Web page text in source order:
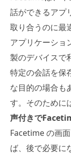
話ができるアプ
取り合うのに最
アプリケーシ
製のデバイスで
特定の会話を保
な目的の場合も
す。そのために
声付きで
Facetime の画
ば、後で必要に